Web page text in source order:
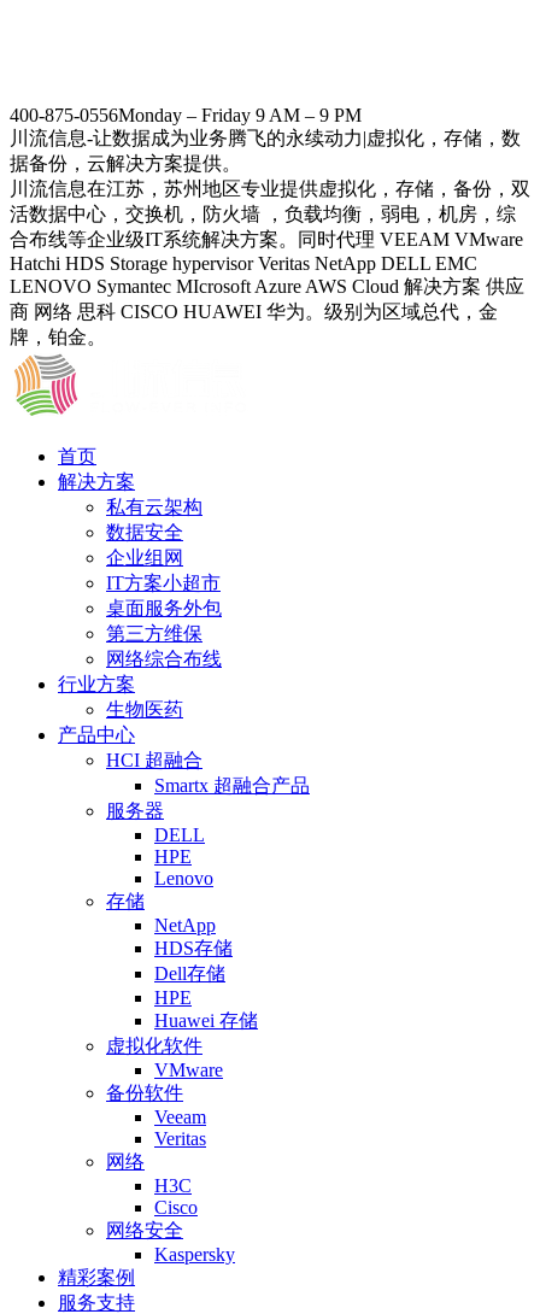
400-875-0556Monday – Friday 9 AM – 9 PM
川流信息-让数据成为业务腾飞的永续动力|虚拟化，存储，数
据备份，云解决方案提供。
川流信息在江苏，苏州地区专业提供虚拟化，存储，备份，双
活数据中心，交换机，防火墙 ，负载均衡，弱电，机房，综
合布线等企业级IT系统解决方案。同时代理 VEEAM VMware
Hatchi HDS Storage hypervisor Veritas NetApp DELL EMC
LENOVO Symantec MIcrosoft Azure AWS Cloud 解决方案 供应
商 网络 思科 CISCO HUAWEI 华为。级别为区域总代，金
牌，铂金。
首页
解决方案
私有云架构
数据安全
企业组网
IT方案小超市
桌面服务外包
第三方维保
网络综合布线
行业方案
生物医药
产品中心
HCI 超融合
Smartx 超融合产品
服务器
DELL
HPE
Lenovo
存储
NetApp
HDS存储
Dell存储
HPE
Huawei 存储
虚拟化软件
VMware
备份软件
Veeam
Veritas
网络
H3C
Cisco
网络安全
Kaspersky
精彩案例
服务支持